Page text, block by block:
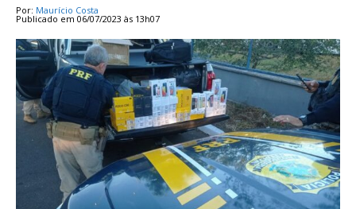
Por: Maurício Costa
Publicado em 06/07/2023 às 13h07